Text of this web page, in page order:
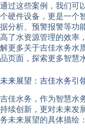
通过这些案例，我们可
个硬件设备，更是一个
据分析、预警报警等功
高了水资源管理的效率
解更多关于吉佳水务水
品页面，探索更多智慧
未来展望：吉佳水务引
吉佳水务，作为智慧水
持续创新，更对未来发
务未来展望的具体描绘：